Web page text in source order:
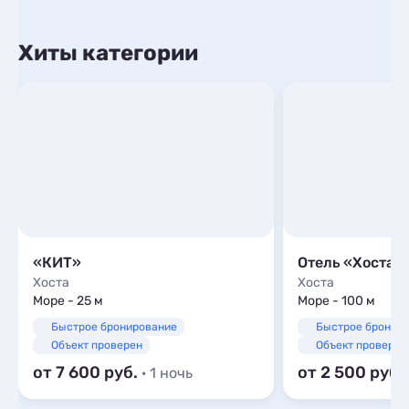
Хиты категории
«КИТ»
Хоста
Море - 25 м
Быстрое бронирование
Объект проверен
от 7 600 · 1 ночь
Отель «Хоста»
Хоста
Море - 100 м
Быстрое
Объект проверен
от 2 500